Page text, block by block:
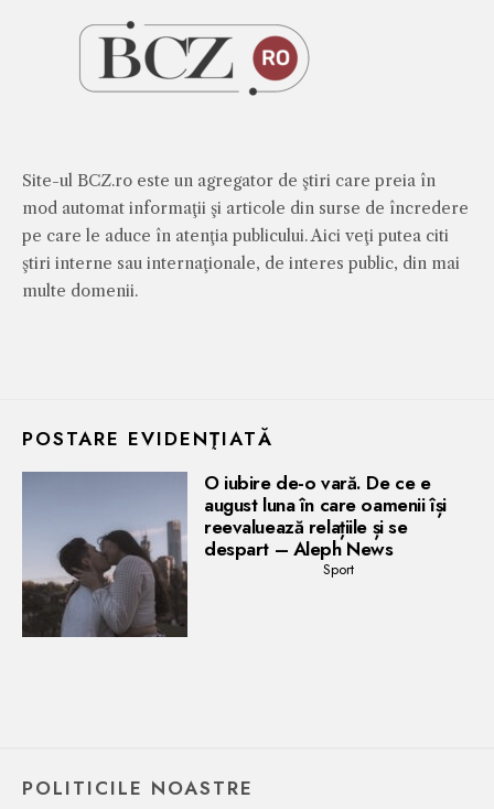
Site-ul BCZ.ro este un agregator de ştiri care preia în
mod automat informaţii şi articole din surse de încredere
pe care le aduce în atenţia publicului. Aici veţi putea citi
ştiri interne sau internaţionale, de interes public, din mai
multe domenii.
POSTARE EVIDENŢIATĂ
O iubire de-o vară. De ce e
august luna în care oamenii își
reevaluează relațiile și se
despart – Aleph News
Sport
POLITICILE NOASTRE